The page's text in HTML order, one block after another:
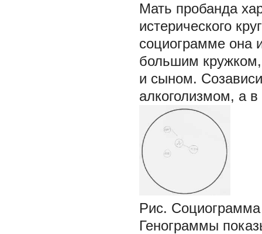
Мать пробанда
истерического
социограмме она
большим
и сыном.
алкоголизмом, а
Рис.
Генограммы